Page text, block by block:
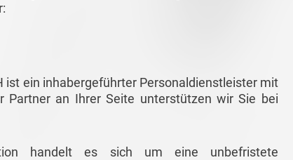
ist ein inhabergeführter Personaldienstleister mit
Partner an Ihrer Seite unterstützen wir Sie bei
handelt es sich um eine unbefristete